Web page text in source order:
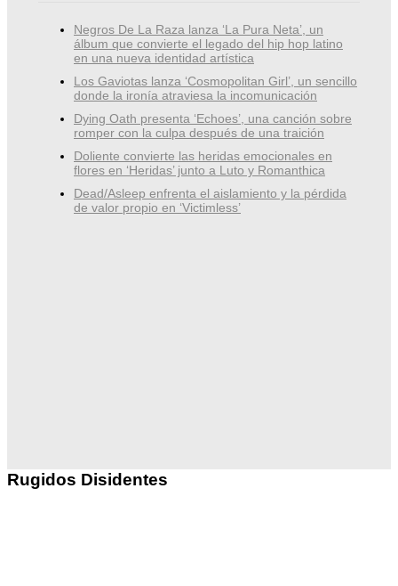
Negros De La Raza lanza ‘La Pura Neta’, un
álbum que convierte el legado del hip hop latino
en una nueva identidad artística
Los Gaviotas lanza ‘Cosmopolitan Girl’, un sencillo
donde la ironía atraviesa la incomunicación
Dying Oath presenta ‘Echoes’, una canción sobre
romper con la culpa después de una traición
Doliente convierte las heridas emocionales en
flores en ‘Heridas’ junto a Luto y Romanthica
Dead/Asleep enfrenta el aislamiento y la pérdida
de valor propio en ‘Victimless’
Rugidos Disidentes